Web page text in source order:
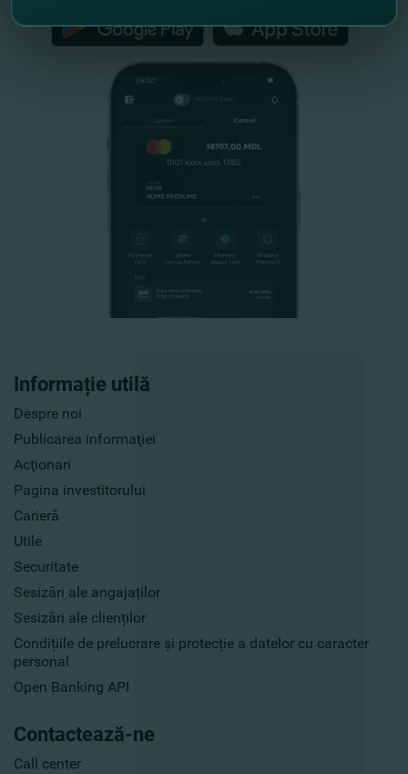
Informație utilă
Despre noi
Publicarea informaţiei
Acţionari
Pagina investitorului
Carieră
Utile
Securitate
Sesizări ale angajaților
Sesizări ale clienților
Condițiile de prelucrare și protecție a datelor cu caracter
personal
Open Banking API
Contactează-ne
Call center